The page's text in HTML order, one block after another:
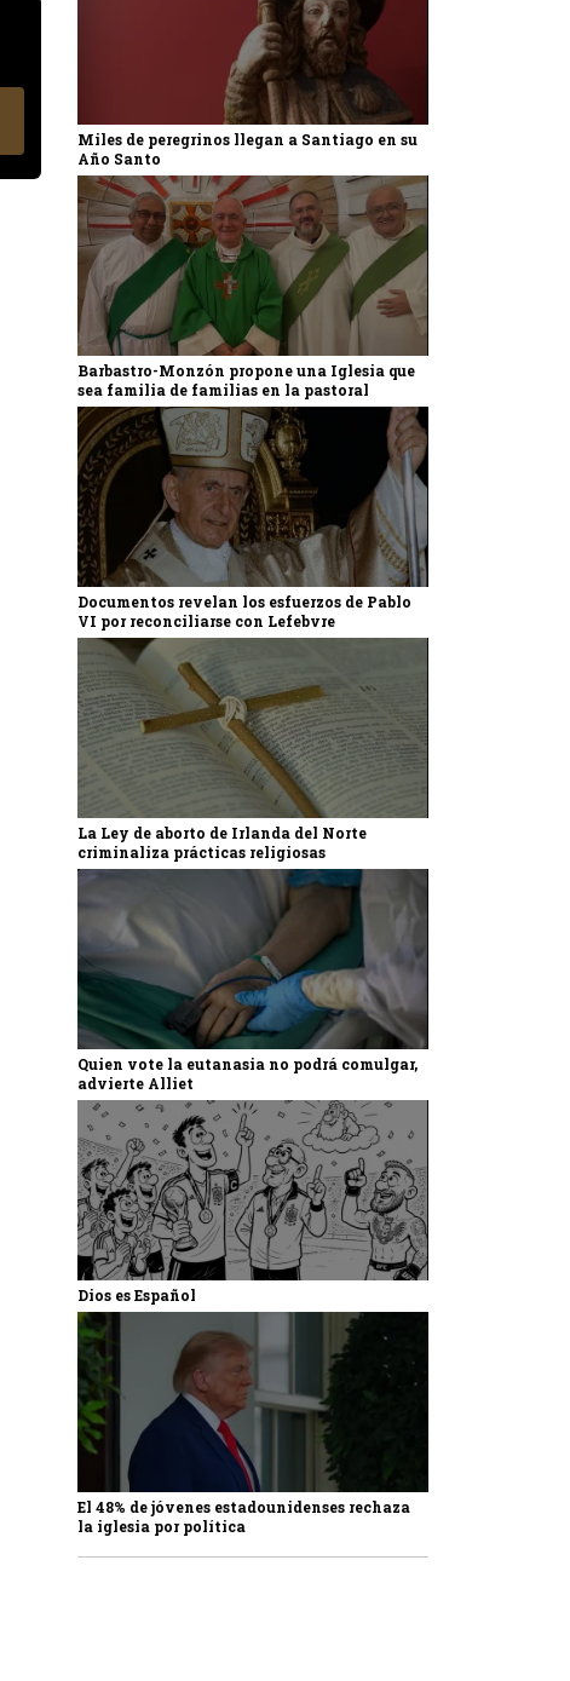
Miles de peregrinos llegan a Santiago en su
Año Santo
Barbastro-Monzón propone una Iglesia que
sea familia de familias en la pastoral
Documentos revelan los esfuerzos de Pablo
VI por reconciliarse con Lefebvre
La Ley de aborto de Irlanda del Norte
criminaliza prácticas religiosas
Quien vote la eutanasia no podrá comulgar,
advierte Alliet
Dios es Español
El 48% de jóvenes estadounidenses rechaza
la iglesia por política